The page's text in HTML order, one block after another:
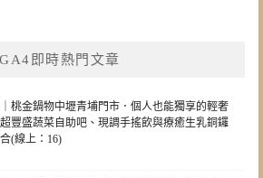
GA4即時熱門文章
桃金鍋物中壢青埔門市．個人也能獨享的輕奢
豐盛蔬菜自助吧、現調手搖飲與療癒生乳銅鑼
(線上：16)